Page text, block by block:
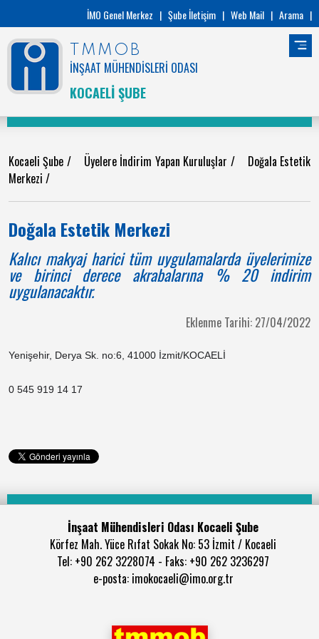
İMO Genel Merkez | Şube İletişim | Web Mail | Arama |
TMMOB
İNŞAAT MÜHENDİSLERİ ODASI
KOCAELİ ŞUBE
Kocaeli Şube / Üyelere İndirim Yapan Kuruluşlar / Doğala Estetik
Merkezi /
Doğala Estetik Merkezi
Kalıcı makyaj harici tüm uygulamalarda üyelerimize
ve birinci derece akrabalarına % 20 indirim
uygulanacaktır.
Eklenme Tarihi: 27/04/2022
Yenişehir, Derya Sk. no:6, 41000 İzmit/KOCAELİ
0 545 919 14 17
İnşaat Mühendisleri Odası Kocaeli Şube
Körfez Mah. Yüce Rıfat Sokak No: 53 İzmit / Kocaeli
Tel: +90 262 3228074 - Faks: +90 262 3236297
e-posta: imokocaeli@imo.org.tr